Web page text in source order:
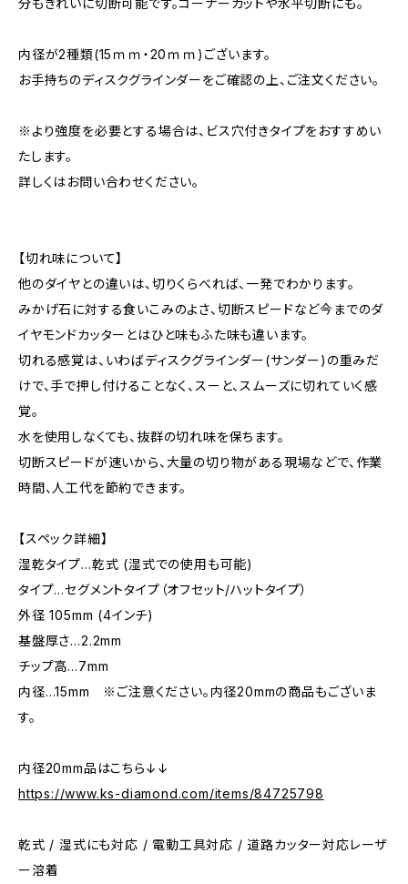
分もきれいに切断可能です。コーナーカットや水平切断にも。
内径が2種類(15ｍｍ・20ｍｍ)ございます。
お手持ちのディスクグラインダーをご確認の上、ご注文ください。
※より強度を必要とする場合は、ビス穴付きタイプをおすすめい
たします。
詳しくはお問い合わせください。
【切れ味について】
他のダイヤとの違いは、切りくらべれば、一発でわかります。
みかげ石に対する食いこみのよさ、切断スピードなど今までのダ
イヤモンドカッターとはひと味もふた味も違います。
切れる感覚は、いわばディスクグラインダー(サンダー)の重みだ
けで、手で押し付けることなく、スーと、スムーズに切れていく感
覚。
水を使用しなくても、抜群の切れ味を保ちます。
切断スピードが速いから、大量の切り物がある現場などで、作業
時間、人工代を節約できます。
【スペック詳細】
湿乾タイプ…乾式 (湿式での使用も可能)
タイプ…セグメントタイプ（オフセット/ハットタイプ）
外径 105mm (4インチ)
基盤厚さ…2.2mm
チップ高…7mm
内径…15mm ※ご注意ください。内径20mmの商品もございま
す。
内径20mm品はこちら↓↓
https://www.ks-diamond.com/items/84725798
乾式 / 湿式にも対応 / 電動工具対応 / 道路カッター対応レーザ
ー溶着